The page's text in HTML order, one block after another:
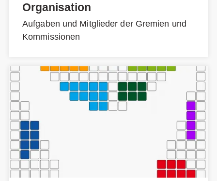
Organisation
Aufgaben und Mitglieder der Gremien und
Kommissionen